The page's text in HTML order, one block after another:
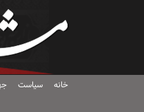
خانه سیاست